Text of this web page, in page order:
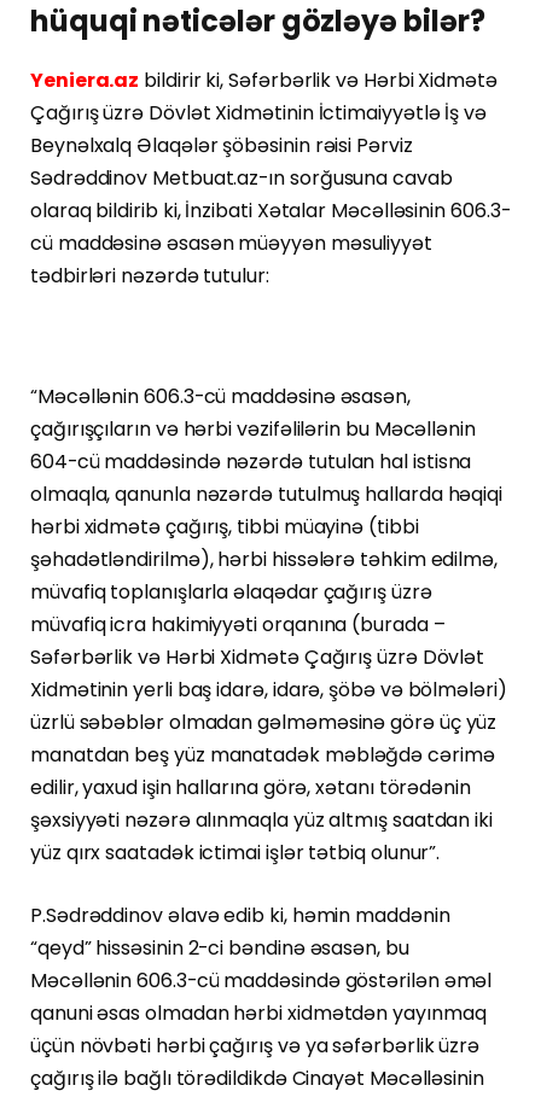
hüquqi nəticələr gözləyə bilər?
Yeniera.az bildirir ki, Səfərbərlik və Hərbi Xidmətə
Çağırış üzrə Dövlət Xidmətinin İctimaiyyətlə İş və
Beynəlxalq Əlaqələr şöbəsinin rəisi Pərviz
Sədrəddinov Metbuat.az-ın sorğusuna cavab
olaraq bildirib ki, İnzibati Xətalar Məcəlləsinin 606.3-
cü maddəsinə əsasən müəyyən məsuliyyət
tədbirləri nəzərdə tutulur:
“Məcəllənin 606.3-cü maddəsinə əsasən,
çağırışçıların və hərbi vəzifəlilərin bu Məcəllənin
604-cü maddəsində nəzərdə tutulan hal istisna
olmaqla, qanunla nəzərdə tutulmuş hallarda həqiqi
hərbi xidmətə çağırış, tibbi müayinə (tibbi
şəhadətləndirilmə), hərbi hissələrə təhkim edilmə,
müvafiq toplanışlarla əlaqədar çağırış üzrə
müvafiq icra hakimiyyəti orqanına (burada –
Səfərbərlik və Hərbi Xidmətə Çağırış üzrə Dövlət
Xidmətinin yerli baş idarə, idarə, şöbə və bölmələri)
üzrlü səbəblər olmadan gəlməməsinə görə üç yüz
manatdan beş yüz manatadək məbləğdə cərimə
edilir, yaxud işin hallarına görə, xətanı törədənin
şəxsiyyəti nəzərə alınmaqla yüz altmış saatdan iki
yüz qırx saatadək ictimai işlər tətbiq olunur”.
P.Sədrəddinov əlavə edib ki, həmin maddənin
“qeyd” hissəsinin 2-ci bəndinə əsasən, bu
Məcəllənin 606.3-cü maddəsində göstərilən əməl
qanuni əsas olmadan hərbi xidmətdən yayınmaq
üçün növbəti hərbi çağırış və ya səfərbərlik üzrə
çağırış ilə bağlı törədildikdə Cinayət Məcəlləsinin